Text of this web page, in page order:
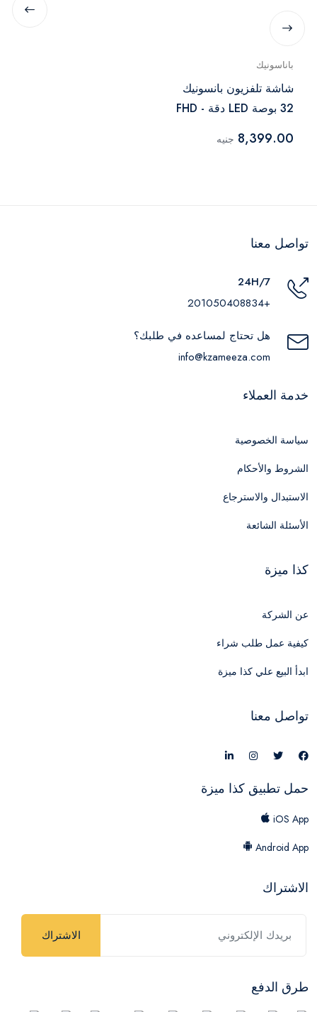
باناسونيك
شاشة تلفزيون بانسونيك
32 بوصة LED دقة FHD -
8,399.00 جنيه
تواصل معنا
24H/7
+201050408834
هل تحتاج لمساعده في طلبك؟
info@kzameeza.com
خدمة العملاء
سياسة الخصوصية
الشروط والأحكام
الاستبدال والاسترجاع
الأسئلة الشائعة
كذا ميزة
عن الشركة
كيفية عمل طلب شراء
ابدأ البيع علي كذا ميزة
تواصل معنا
حمل تطبيق كذا ميزة
iOS App
Android App
الاشتراك
الاشتراك
طرق الدفع